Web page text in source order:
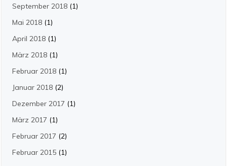
September 2018 (1)
Mai 2018 (1)
April 2018 (1)
März 2018 (1)
Februar 2018 (1)
Januar 2018 (2)
Dezember 2017 (1)
März 2017 (1)
Februar 2017 (2)
Februar 2015 (1)